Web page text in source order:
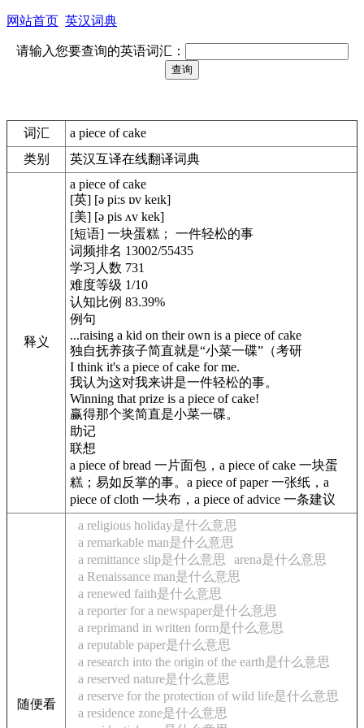
网站首页 英汉词典
请输入您要查询的英语词汇：
词汇
a piece of cake
类别
英汉互译在线翻译词典
释义
a piece of cake
[英] [ə pi:s ɒv keɪk]
[美] [ə pis ʌv kek]
[短语] 一块蛋糕； 一件轻松的事
词频排名 13002/55435
学习人数 731
难度等级 1/10
认知比例 83.39%
例句
...raising a kid on their own is a piece of cake
独自抚养孩子简直就是“小菜一碟”（考研
I think it's a piece of cake for me.
我认为这对我来讲是一件轻松的事。
Winning that prize is a piece of cake!
赢得那个奖简直是小菜一碟。
助记
联想
a piece of bread 一片面包，a piece of cake 一块蛋
糕；易如反掌的事。a piece of paper 一张纸，a
piece of cloth 一块布，a piece of advice 一条建议
随便看
a religious holiday是什么意思
a remarkable man是什么意思
a remittance slip是什么意思
arena是什么意思
a Renaissance man是什么意思
a renewed faith是什么意思
a reporter for a newspaper是什么意思
a reprimand in written form是什么意思
a reputable paper是什么意思
a research into the origin of the earth是什么意思
a reserved nature是什么意思
a reserve for the protection of wild life是什么意思
a residence zone是什么意思